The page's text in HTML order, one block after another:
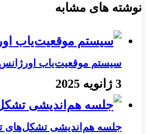
نوشته های مشابه
سیستم موقعیت‌یاب اورژانس
3 ژانویه 2025
جلسه هم‌اندیشی تشکل‌های